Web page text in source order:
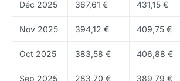
capitalisations, il est utile de revenir
actionsou versl'ensemble de la
Déc 2025 367,61 € 431,15 €
Nov 2025 394,12 € 409,75 €
Oct 2025 383,58 € 406,88 €
Sep 2025 283,70 € 389,79 €